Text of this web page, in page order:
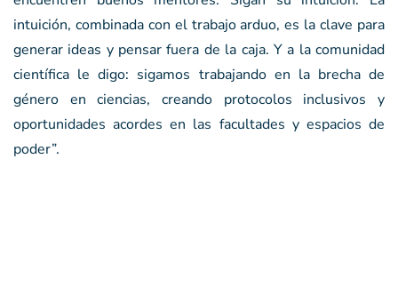
intuición, combinada con el trabajo arduo, es la clave para
generar ideas y pensar fuera de la caja. Y a la comunidad
científica le digo: sigamos trabajando en la brecha de
género en ciencias, creando protocolos inclusivos y
oportunidades acordes en las facultades y espacios de
poder”.